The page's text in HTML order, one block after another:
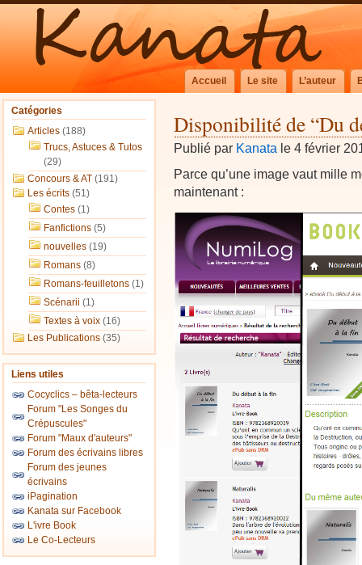
Accueil Le site L’auteur
Catégories
Articles (188)
Trucs, Astuces & Tutos
(29)
Concours & AT (191)
Les écrits (51)
Contes (1)
Fanfictions (5)
nouvelles (19)
Romans (8)
Romans-feuilletons (1)
Scénarii (1)
Textes à voix (16)
Les Publications (35)
Liens utiles
Cocyclics – bêta-lecteurs
Forum "Les Songes du
Crépuscules"
Forum "Maux d'auteurs"
Forum des écrivains libres
Forum des jeunes
écrivains
iPagination
Kanata sur Facebook
L'ivre Book
Le Co-Lecteurs
Disponibilité de “Du
Publié par Kanata le 4 février
Parce qu’une image vaut mille
maintenant :